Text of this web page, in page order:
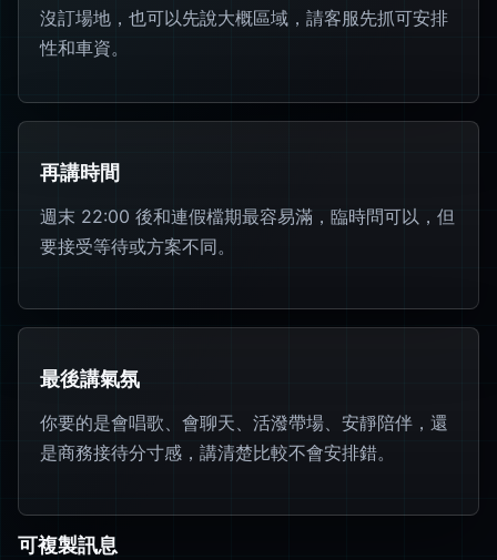
沒訂場地，也可以先說大概區域，請客服先抓可安排
性和車資。
再講時間
週末 22:00 後和連假檔期最容易滿，臨時問可以，但
要接受等待或方案不同。
最後講氣氛
你要的是會唱歌、會聊天、活潑帶場、安靜陪伴，還
是商務接待分寸感，講清楚比較不會安排錯。
可複製訊息